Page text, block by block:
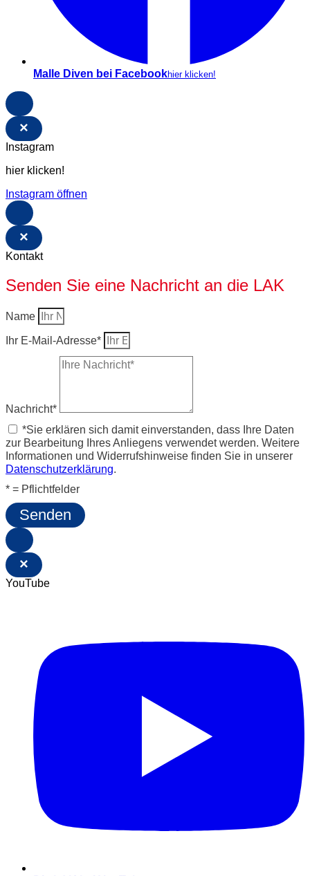
Malle Diven bei Facebookhier klicken!
×
Instagram
hier klicken!
Instagram öffnen
×
Kontakt
Senden Sie eine Nachricht an die LAK
Name
Ihr E-Mail-Adresse*
Nachricht*
*Sie erklären sich damit einverstanden, dass Ihre Daten
zur Bearbeitung Ihres Anliegens verwendet werden. Weitere
Informationen und Widerrufshinweise finden Sie in unserer
Datenschutzerklärung.
* = Pflichtfelder
Senden
×
YouTube